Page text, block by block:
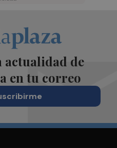
actualidad de
en tu correo